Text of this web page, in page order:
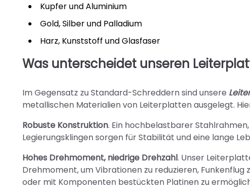
Kupfer und Aluminium
Gold, Silber und Palladium
Harz, Kunststoff und Glasfaser
Was unterscheidet unseren
Im Gegensatz zu Standard-Schreddern sind unsere
metallischen Materialien von Leiterplatten ausgelegt.
Robuste Konstruktion. Ein hochbelastbarer
Legierungsklingen sorgen für Stabilität und eine lange
Hohes Drehmoment, niedrige Drehzahl. Unser
Drehmoment, um Vibrationen zu reduzieren,
oder mit Komponenten bestückten Platinen zu